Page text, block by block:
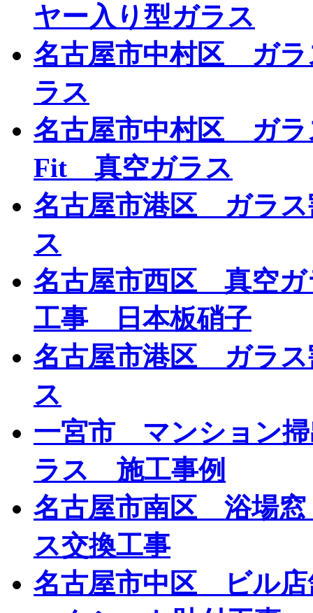
ヤー入り型ガラス
名古屋市中村区 ガ
ラス
名古屋市中村区 ガ
Fit 真空ガラス
名古屋市港区 ガラ
ス
名古屋市西区 真空ガ
工事 日本板硝子
名古屋市港区 ガラ
ス
一宮市 マンション
ラス 施工事例
名古屋市南区 浴場
ス交換工事
名古屋市中区 ビル